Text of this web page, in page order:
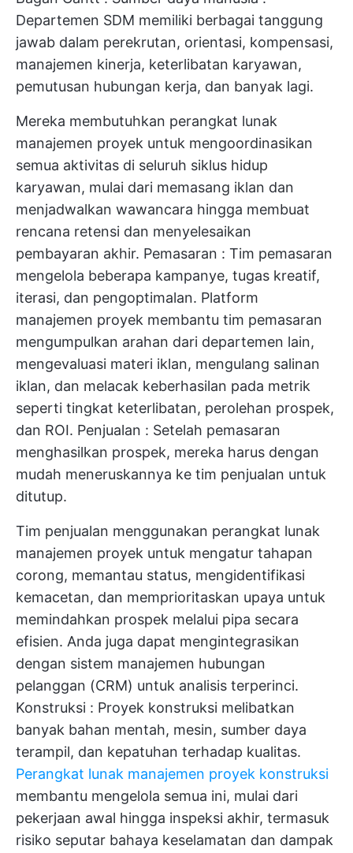
Departemen SDM memiliki berbagai tanggung
jawab dalam perekrutan, orientasi, kompensasi,
manajemen kinerja, keterlibatan karyawan,
pemutusan hubungan kerja, dan banyak lagi.
Mereka membutuhkan perangkat lunak
manajemen proyek untuk mengoordinasikan
semua aktivitas di seluruh siklus hidup
karyawan, mulai dari memasang iklan dan
menjadwalkan wawancara hingga membuat
rencana retensi dan menyelesaikan
pembayaran akhir. Pemasaran : Tim pemasaran
mengelola beberapa kampanye, tugas kreatif,
iterasi, dan pengoptimalan. Platform
manajemen proyek membantu tim pemasaran
mengumpulkan arahan dari departemen lain,
mengevaluasi materi iklan, mengulang salinan
iklan, dan melacak keberhasilan pada metrik
seperti tingkat keterlibatan, perolehan prospek,
dan ROI. Penjualan : Setelah pemasaran
menghasilkan prospek, mereka harus dengan
mudah meneruskannya ke tim penjualan untuk
ditutup.
Tim penjualan menggunakan perangkat lunak
manajemen proyek untuk mengatur tahapan
corong, memantau status, mengidentifikasi
kemacetan, dan memprioritaskan upaya untuk
memindahkan prospek melalui pipa secara
efisien. Anda juga dapat mengintegrasikan
dengan sistem manajemen hubungan
pelanggan (CRM) untuk analisis terperinci.
Konstruksi : Proyek konstruksi melibatkan
banyak bahan mentah, mesin, sumber daya
terampil, dan kepatuhan terhadap kualitas.
Perangkat lunak manajemen proyek konstruksi
membantu mengelola semua ini, mulai dari
pekerjaan awal hingga inspeksi akhir, termasuk
risiko seputar bahaya keselamatan dan dampak